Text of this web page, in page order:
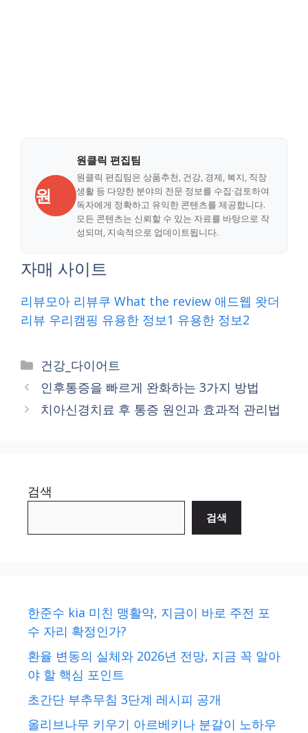
원
원클릭 편집팀
원클릭 편집팀은 상품추천, 건강, 경제, 복지, 직장
생활 등 다양한 분야의 전문 정보를 수집·검토하여
독자에게 정확하고 유익한 콘텐츠를 제공합니다.
모든 콘텐츠는 신뢰할 수 있는 자료를 바탕으로 작
성되며, 지속적으로 업데이트됩니다.
자매 사이트
리뷰모아 리뷰쿠 What the review 애드웹 왓더
리뷰 우리캠핑 유용한 정보1 유용한 정보2
Categories
건강_다이어트
인후통증을 빠르게 완화하는 3가지 방법
치아신경치료 후 통증 원인과 효과적 관리법
검색
검색
한준수 kia 미친 맹활약, 지금이 바로 주전 포
수 자리 확정인가?
환율 변동의 실체와 2026년 전망, 지금 꼭 알아
야 할 핵심 포인트
초간단 부추무침 3단계 레시피 공개
올리브나무 키우기 아르베키나 분갈이 노하우